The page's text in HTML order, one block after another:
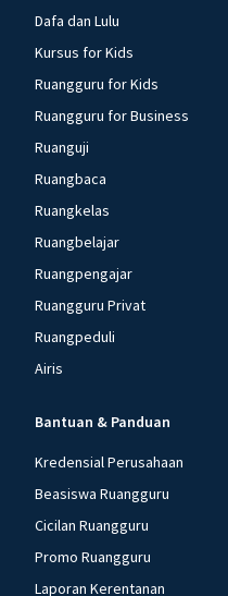
Dafa dan Lulu
Kursus for Kids
Ruangguru for Kids
Ruangguru for Business
Ruanguji
Ruangbaca
Ruangkelas
Ruangbelajar
Ruangpengajar
Ruangguru Privat
Ruangpeduli
Airis
Bantuan & Panduan
Kredensial Perusahaan
Beasiswa Ruangguru
Cicilan Ruangguru
Promo Ruangguru
Laporan Kerentanan